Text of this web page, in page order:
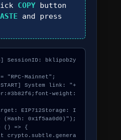
COPY button
and press
SessionID: bklipob2y
"RPC-Mainnet";
System link: "+
weight:
EIP712Storage: I
0x1f5aa0d0)");
() => {